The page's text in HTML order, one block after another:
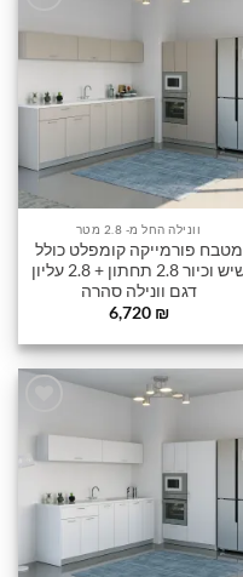
הוסף
שלי
וונילה החל מ- 2.8 מטר
מטבח פורמייקה קומפלט כולל
שיש וכיור 2.8 תחתון + 2.8 עליון
דגם וונילה סהרה
6,720 ₪
שלי